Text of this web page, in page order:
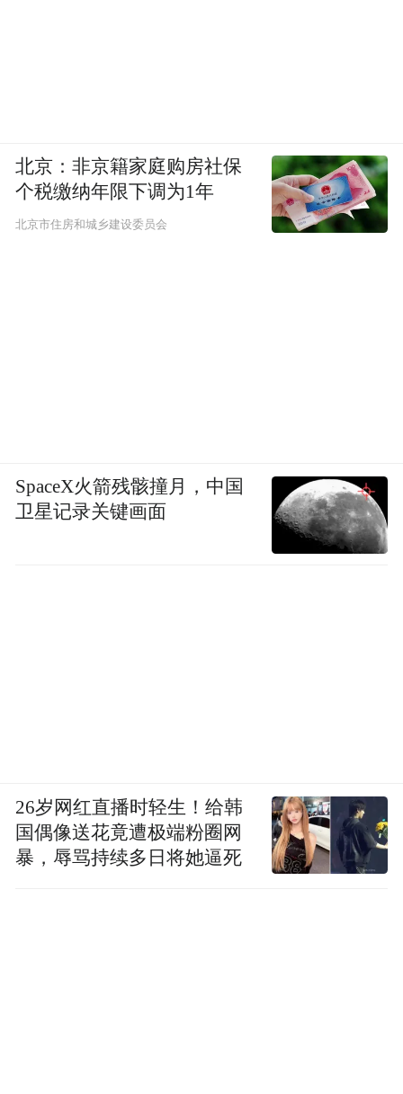
碑却开始回升。
这几年到底发生了啥？
北京：非京籍家庭购房社保
个税缴纳年限下调为1年
北京市住房和城乡建设委员会
SpaceX火箭残骸撞月，中国
卫星记录关键画面
26岁网红直播时轻生！给韩
国偶像送花竟遭极端粉圈网
暴，辱骂持续多日将她逼死